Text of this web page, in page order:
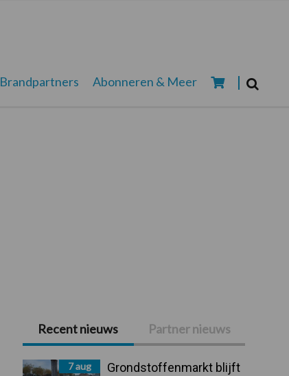
Brandpartners Abonneren & Meer
Primaire
Sidebar
Recent nieuws Partner nieuws
7 aug
Grondstoffenmarkt blijft